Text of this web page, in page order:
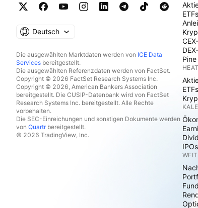
Deutsch
Die ausgewählten Marktdaten werden von ICE Data
Services bereitgestellt.
Die ausgewählten Referenzdaten werden von FactSet.
Copyright © 2026 FactSet Research Systems Inc.
Copyright © 2026, American Bankers Association
bereitgestellt. Die CUSIP-Datenbank wird von FactSet
Research Systems Inc. bereitgestellt. Alle Rechte
vorbehalten.
Die SEC-Einreichungen und sonstigen Dokumente werden
von Quartrbereitgestellt.
© 2026 TradingView, Inc.
ETFs
Pine
ETFs
IPOs